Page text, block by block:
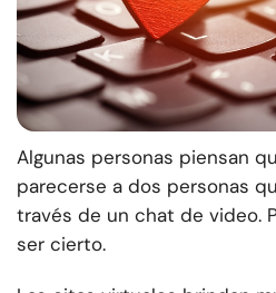
Algunas personas piensan
parecerse a dos personas
través de un chat de video.
ser cierto.